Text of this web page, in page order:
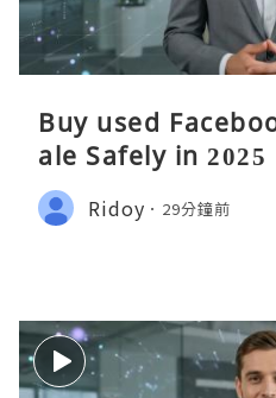
Buy used
ale Safely in 2025
Ridoy 29分鐘前